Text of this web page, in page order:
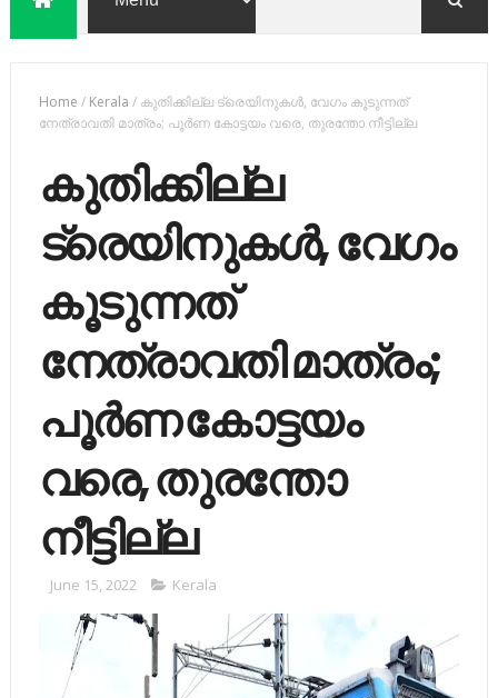
Home / Kerala / കുതിക്കില്ല ട്രെയിനുകള്‍, വേഗം കൂടുന്നത്
നേത്രാവതി മാത്രം; പൂര്‍ണ കോട്ടയം വരെ, തുരന്തോ നീട്ടില്ല
കുതിക്കില്ല
ട്രെയിനുകള്‍, വേഗം
കൂടുന്നത്
നേത്രാവതി മാത്രം;
പൂര്‍ണ കോട്ടയം
വരെ, തുരന്തോ
നീട്ടില്ല
June 15, 2022 Kerala